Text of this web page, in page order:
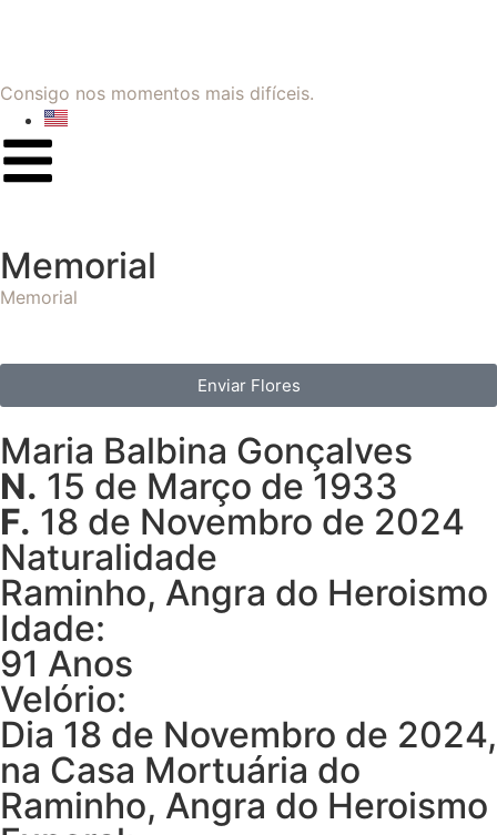
Consigo nos momentos mais difíceis.
Memorial
Memorial
Enviar Flores
Maria Balbina Gonçalves
N. 15 de Março de 1933
F. 18 de Novembro de 2024
Naturalidade
Raminho, Angra do Heroismo
Idade:
91 Anos
Velório:
Dia 18 de Novembro de 2024,
na Casa Mortuária do
Raminho, Angra do Heroismo